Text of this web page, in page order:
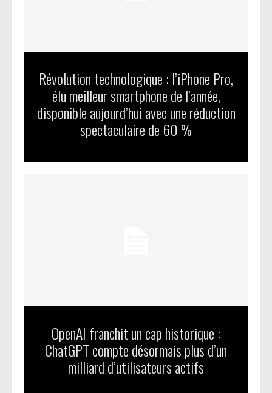
Révolution technologique : l’iPhone Pro,
élu meilleur smartphone de l’année,
disponible aujourd’hui avec une réduction
spectaculaire de 60 %
OpenAI franchit un cap historique :
ChatGPT compte désormais plus d’un
milliard d’utilisateurs actifs